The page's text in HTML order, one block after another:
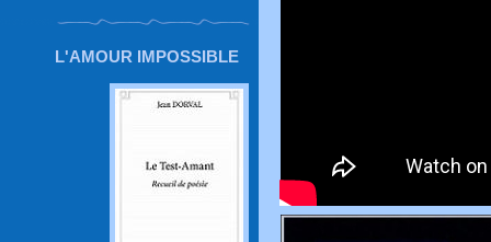
L'AMOUR IMPOSSIBLE